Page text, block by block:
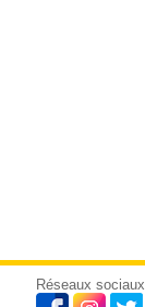
Réseaux sociaux